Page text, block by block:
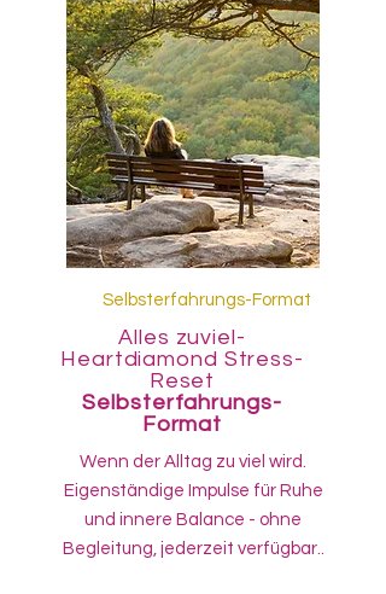
Selbsterfahrungs-Format
Alles zuviel-
Heartdiamond Stress-
Reset
Selbsterfahrungs-
Format
Wenn der Alltag zu viel wird.
Eigenständige Impulse für Ruhe
und innere Balance - ohne
Begleitung, jederzeit verfügbar..